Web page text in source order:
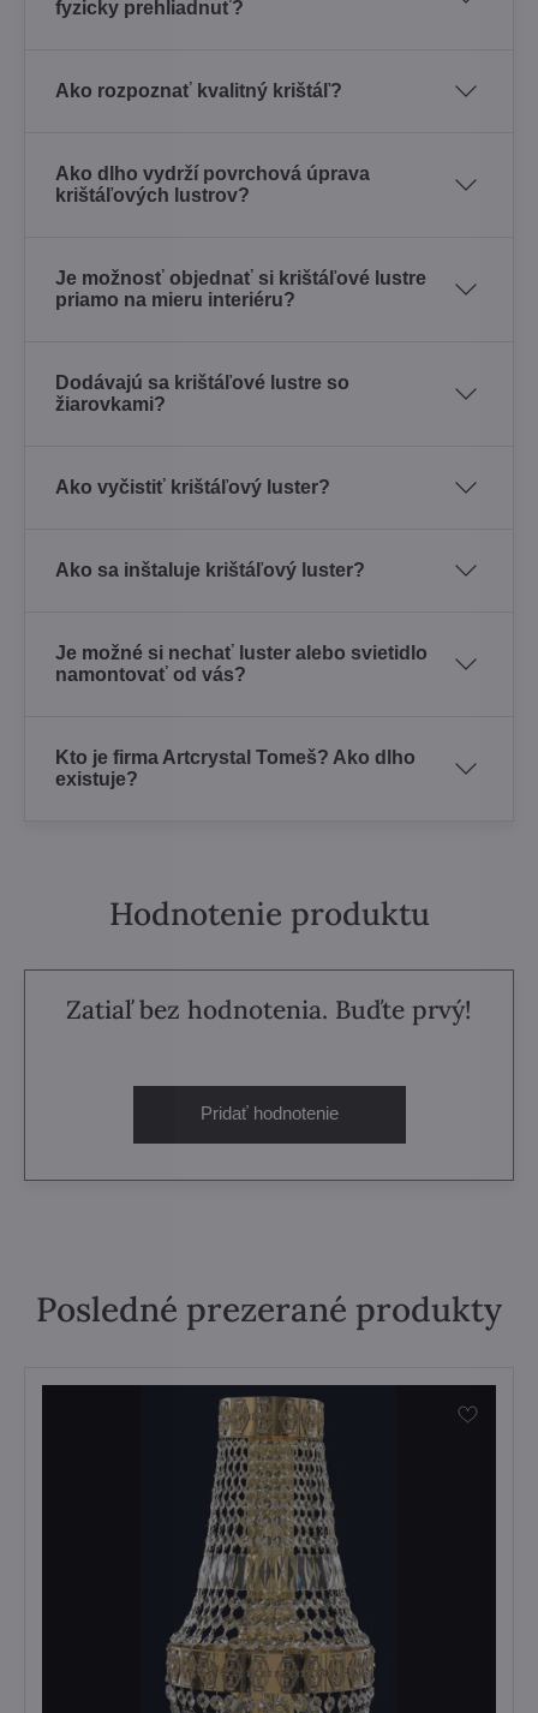
fyzicky prehliadnuť?
Ako rozpoznať kvalitný krištáľ?
Ako dlho vydrží povrchová úprava
krištáľových lustrov?
Je možnosť objednať si krištáľové lustre
priamo na mieru interiéru?
Dodávajú sa krištáľové lustre so
žiarovkami?
Ako vyčistiť krištáľový luster?
Ako sa inštaluje krištáľový luster?
Je možné si nechať luster alebo svietidlo
namontovať od vás?
Kto je firma Artcrystal Tomeš? Ako dlho
existuje?
Hodnotenie produktu
Zatiaľ bez hodnotenia. Buďte prvý!
Pridať hodnotenie
Posledné prezerané produkty